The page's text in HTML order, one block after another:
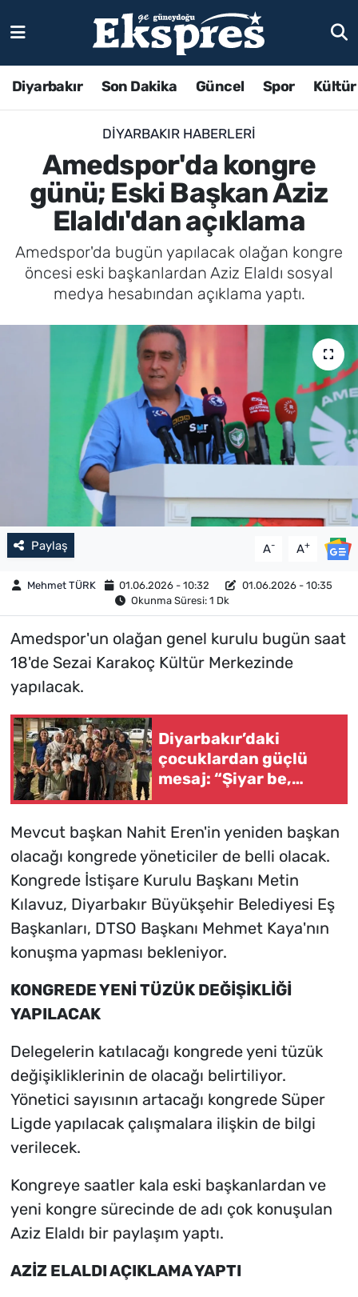
Diyarbakır Son Dakika Güncel Spor
DIYARBAKIR HABERLERI
Amedspor'da kongre
günü; Eski Başkan Aziz
Elaldı'dan açıklama
Amedspor'da bugün yapılacak olağan kongre
öncesi eski başkanlardan Aziz Elaldı sosyal
medya hesabından açıklama yaptı.
Paylaş A- A+
Mehmet TÜRK 01.06.2026 - 10:32
01.06.2026 - 10:35
Okunma Süresi: 1 Dk
Amedspor'un olağan genel kurulu bugün saat
18'de Sezai Karakoç Kültür Merkezinde
yapılacak.
Diyarbakır’daki
çocuklardan güçlü
mesaj: “Şiyar be,
Mevcut başkan Nahit Eren'in yeniden başkan
olacağı kongrede yöneticiler de belli olacak.
Kongrede İstişare Kurulu Başkanı Metin
Kılavuz, Diyarbakır Büyükşehir Belediyesi Eş
Başkanları, DTSO Başkanı Mehmet Kaya'nın
konuşma yapması bekleniyor.
KONGREDE YENİ TÜZÜK DEĞİŞİKLİĞİ
YAPILACAK
Delegelerin katılacağı kongrede yeni tüzük
değişikliklerinin de olacağı belirtiliyor.
Yönetici sayısının artacağı kongrede Süper
Ligde yapılacak çalışmalara ilişkin de bilgi
verilecek.
Kongreye saatler kala eski başkanlardan ve
yeni kongre sürecinde de adı çok konuşulan
Aziz Elaldı bir paylaşım yaptı.
AZİZ ELALDI AÇIKLAMA YAPTI